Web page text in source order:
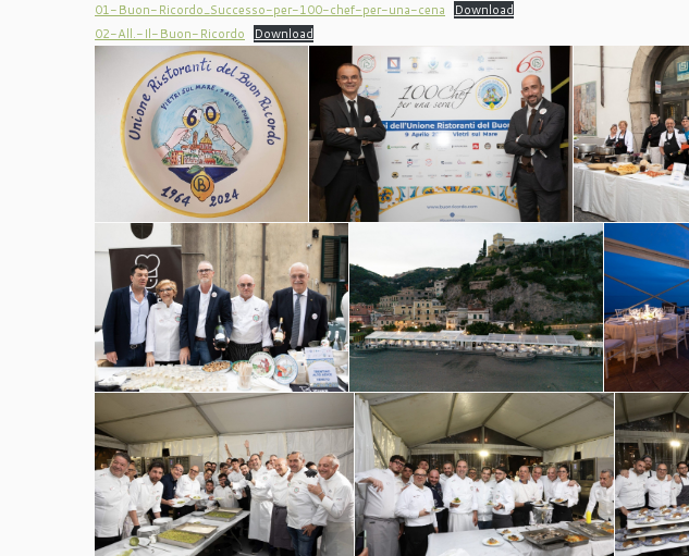
01-Buon-Ricordo_Successo-per-100-chef-per-una-cena
Download
02-All.-Il-Buon-Ricordo
Download